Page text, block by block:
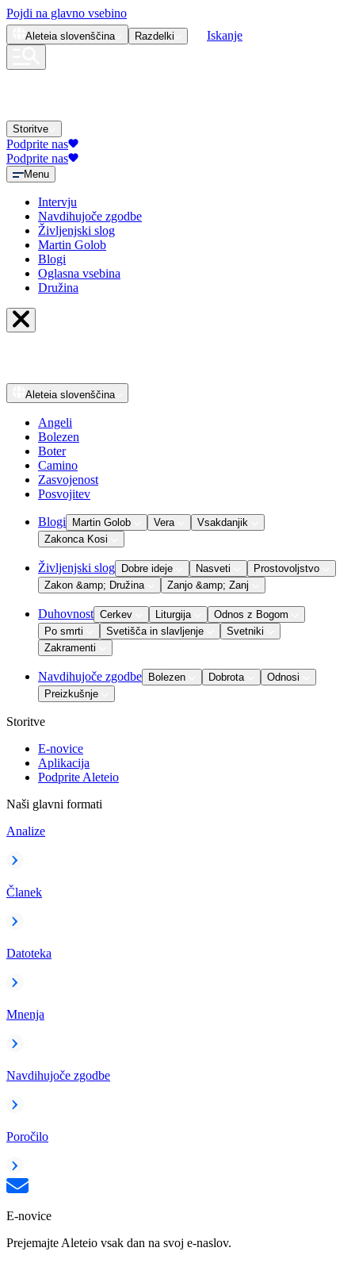
Pojdi na glavno vsebino
Aleteia slovenščina Razdelki Iskanje
Storitve
Podprite nas
Podprite nas
Menu
Intervju
Navdihujoče zgodbe
Življenjski slog
Martin Golob
Blogi
Oglasna vsebina
Družina
Aleteia slovenščina
Angeli
Bolezen
Boter
Camino
Zasvojenost
Posvojitev
Blogi Martin Golob Vera
Vsakdanjik
Zakonca Kosi
Življenjski slog Dobre ideje Nasveti
Prostovoljstvo
Zakon &amp; Družina
Zanjo &amp; Zanj
Duhovnost Cerkev Liturgija
Odnos z Bogom
Po smrti
Svetišča in slavljenje
Svetniki
Zakramenti
Navdihujoče zgodbe Bolezen Dobrota
Odnosi
Preizkušnje
Storitve
E-novice
Aplikacija
Podprite Aleteio
Naši glavni formati
Analize
Članek
Datoteka
Mnenja
Navdihujoče zgodbe
Poročilo
E-novice
Prejemajte Aleteio vsak dan na svoj e-naslov.